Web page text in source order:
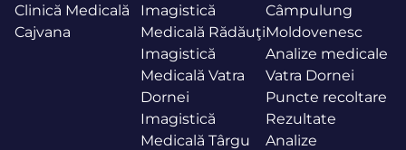
Clinică Medicală
Cajvana
Imagistică
Medicală Rădăuţi
Imagistică
Medicală Vatra
Dornei
Imagistică
Medicală Târgu
Câmpulung
Moldovenesc
Analize medicale
Vatra Dornei
Puncte recoltare
Rezultate
Analize